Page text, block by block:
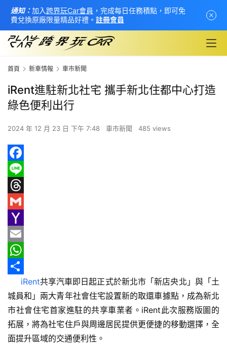
首
頁
新
車
情
報
車
輛
間
實
測
首頁 新車情報 車市新聞
iRent進駐新北社宅 攜手新北住都中心打造
綠色便利出行
2024 年 12 月 23 日 下午 7:48 車市新聞 485 views
F
a
c
b
o
o
L
e
T
r
e
a
s
G
m
a
Y
a
h
o
M
a
E
m
i
l
W
a
t
s
享
iRent共享汽車即日起正式於新北市「新店央北」與「土
城員和」兩大青年社會住宅設置新的取還車據點，成為新北
市社會住宅首家進駐的共享車業者。iRent此次服務版圖的
拓展，將為社宅住戶與周邊居民提供更便捷的移動選擇，全
面提升區域的交通便利性。
通知：加入 跨界玩Car會員 ，完成每日任務積點，即可免
費兌換原廠限量精品好禮。 註冊會員